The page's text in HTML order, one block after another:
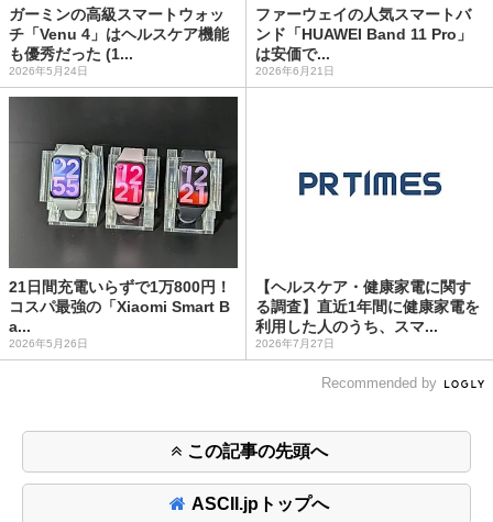
ガーミンの高級スマートウォッ
チ「Venu 4」はヘルスケア機能
も優秀だった (1...
2026年5月24日
ファーウェイの人気スマートバ
ンド「HUAWEI Band 11 Pro」
は安価で...
2026年6月21日
21日間充電いらずで1万800円！
コスパ最強の「Xiaomi Smart B
a...
2026年5月26日
【ヘルスケア・健康家電に関す
る調査】直近1年間に健康家電を
利用した人のうち、スマ...
2026年7月27日
Recommended by
この記事の先頭へ
ASCII.jpトップへ